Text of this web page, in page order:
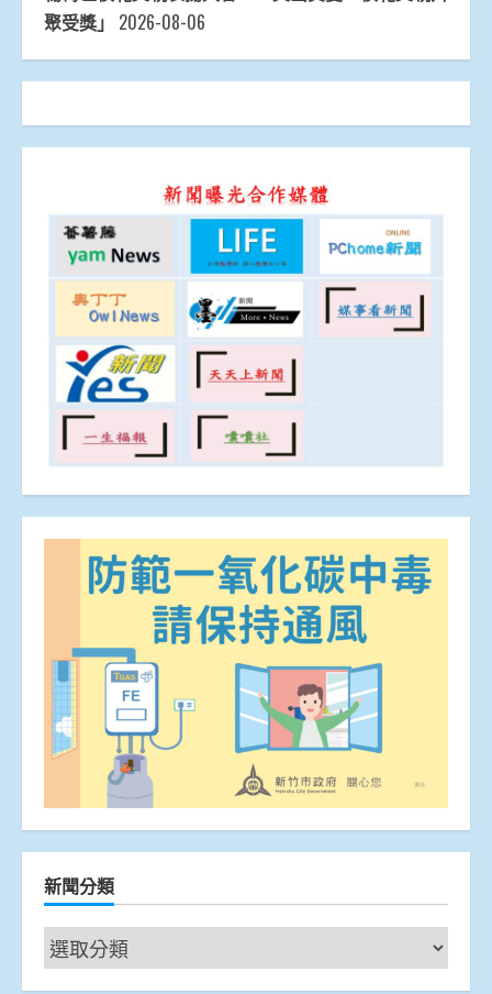
聚受獎」 2026-08-06
新聞分類
新
聞